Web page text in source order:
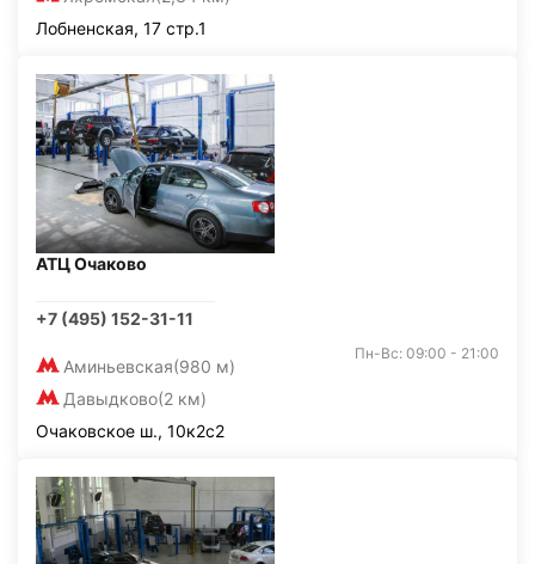
Лобненская, 17 стр.1
АТЦ Очаково
+7 (495) 152-31-11
Аминьевская(980 м)
Давыдково(2 км)
Пн-Вс: 09:00 - 21:00
Очаковское ш., 10к2с2